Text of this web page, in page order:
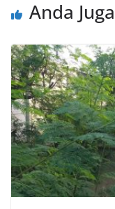
Anda